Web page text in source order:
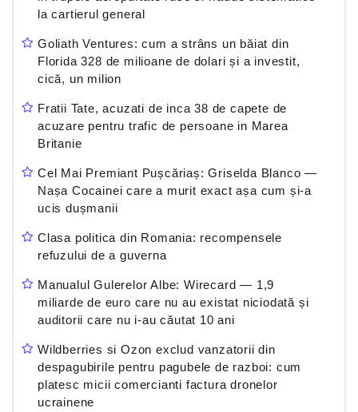
la cartierul general
Goliath Ventures: cum a strâns un băiat din
Florida 328 de milioane de dolari și a investit,
cică, un milion
Fratii Tate, acuzati de inca 38 de capete de
acuzare pentru trafic de persoane in Marea
Britanie
Cel Mai Premiant Pușcăriaș: Griselda Blanco —
Nașa Cocainei care a murit exact așa cum și-a
ucis dușmanii
Clasa politica din Romania: recompensele
refuzului de a guverna
Manualul Gulerelor Albe: Wirecard — 1,9
miliarde de euro care nu au existat niciodată și
auditorii care nu i-au căutat 10 ani
Wildberries si Ozon exclud vanzatorii din
despagubirile pentru pagubele de razboi: cum
platesc micii comercianti factura dronelor
ucrainene